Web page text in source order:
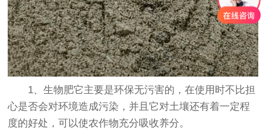
1、生物肥它主要是环保无污害的，在使用时不比担
心是否会对环境造成污染，并且它对土壤还有着一定程
度的好处，可以使农作物充分吸收养分。